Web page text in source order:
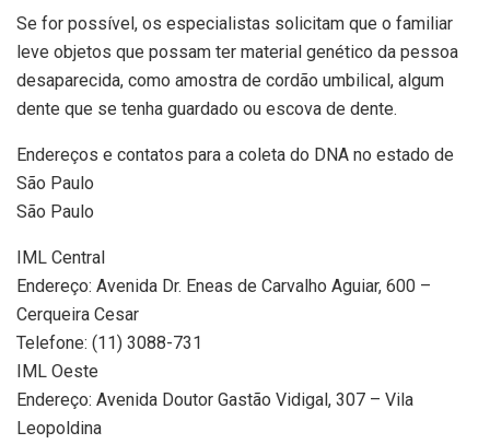
Se for possível, os especialistas solicitam que o familiar
leve objetos que possam ter material genético da pessoa
desaparecida, como amostra de cordão umbilical, algum
dente que se tenha guardado ou escova de dente.
Endereços e contatos para a coleta do DNA no estado de
São Paulo
São Paulo
IML Central
Endereço: Avenida Dr. Eneas de Carvalho Aguiar, 600 –
Cerqueira Cesar
Telefone: (11) 3088-731
IML Oeste
Endereço: Avenida Doutor Gastão Vidigal, 307 – Vila
Leopoldina